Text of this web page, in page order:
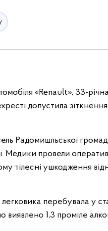
«Renault», 33-
допустила зіткнення
Радомишльської
Медики провели
тілесні ушкодження
перебувала у
виявлено 1,3 проміле